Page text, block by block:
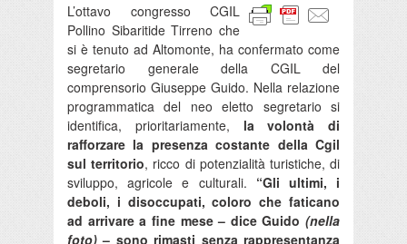
L’ottavo congresso CGIL
Pollino Sibaritide Tirreno che
si è tenuto ad Altomonte, ha confermato come
segretario generale della CGIL del
comprensorio Giuseppe Guido. Nella relazione
programmatica del neo eletto segretario si
identifica, prioritariamente, la volontà di
rafforzare la presenza costante della Cgil
sul territorio, ricco di potenzialità turistiche, di
sviluppo, agricole e culturali. “Gli ultimi, i
deboli, i disoccupati, coloro che faticano
ad arrivare a fine mese – dice Guido (nella
foto) – sono rimasti senza rappresentanza